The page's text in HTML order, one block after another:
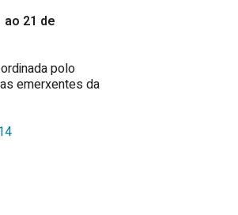
21 de
polo
emerxentes da